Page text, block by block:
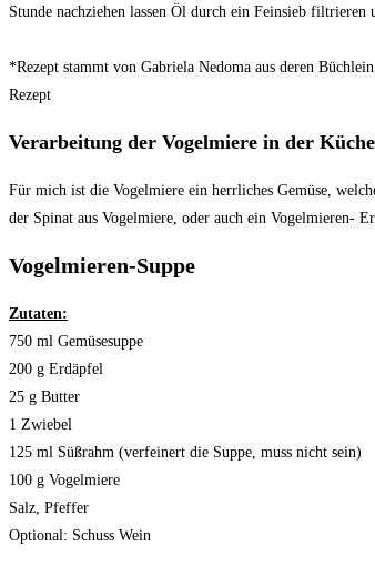
Stunde nachziehen lassen Öl durch ein Feinsieb
*Rezept stammt von Gabriela Nedoma aus deren
Rezept
Verarbeitung der Vogelmiere in der Küche
Für mich ist die Vogelmiere ein herrliches Gemüse,
der Spinat aus Vogelmiere, oder auch ein Vogelmieren-
Vogelmieren-Suppe
Zutaten:
750 ml Gemüsesuppe
200 g Erdäpfel
25 g Butter
1 Zwiebel
125 ml Süßrahm (verfeinert die Suppe, muss nicht sein)
100 g Vogelmiere
Salz, Pfeffer
Optional: Schuss Wein